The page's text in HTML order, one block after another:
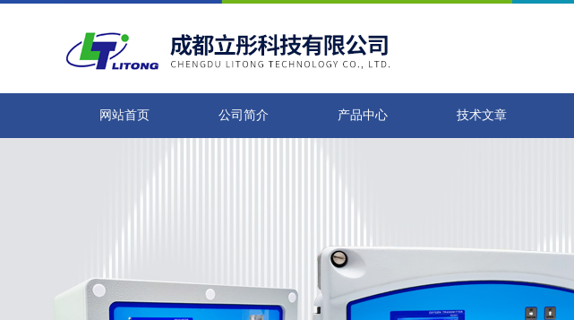
网站首页 公司简介 产品中心 技术文章